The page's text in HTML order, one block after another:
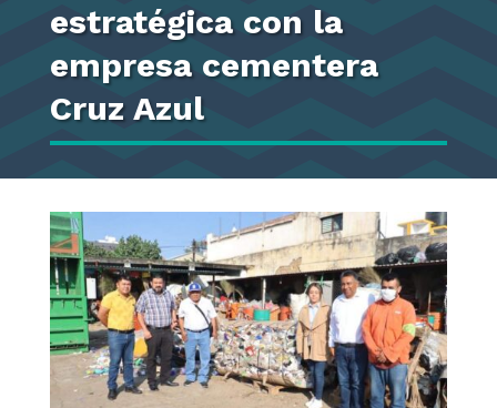
estratégica con la
empresa cementera
Cruz Azul